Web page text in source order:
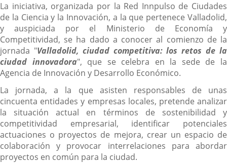
La iniciativa, organizada por la Red Innpulso de Ciudades
de la Ciencia y la Innovación, a la que pertenece Valladolid,
y auspiciada por el Ministerio de Economía y
Competitividad, se ha dado a conocer al comienzo de la
jornada "Valladolid, ciudad competitiva: los retos de la
ciudad innovadora", que se celebra en la sede de la
Agencia de Innovación y Desarrollo Económico.
La jornada, a la que asisten responsables de unas
cincuenta entidades y empresas locales, pretende analizar
la situación actual en términos de sostenibilidad y
competitividad empresarial, identificar potenciales
actuaciones o proyectos de mejora, crear un espacio de
colaboración y provocar interrelaciones para abordar
proyectos en común para la ciudad.